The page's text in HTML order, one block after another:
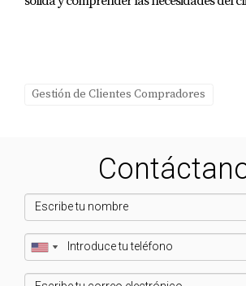
Gestión de Clientes Compradores